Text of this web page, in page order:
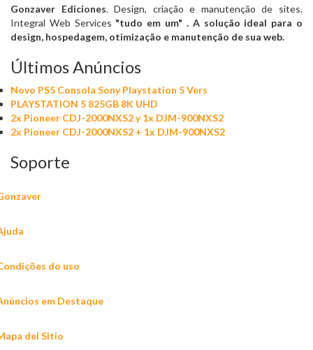
Gonzaver Ediciones. Design, criação e manutenção de sites.
Integral Web Services "tudo em um" . A solução ideal para o
design, hospedagem, otimização e manutenção de sua web.
Últimos Anúncios
Novo PS5 Consola Sony Playstation 5 Vers
PLAYSTATION 5 825GB 8K UHD
2x Pioneer CDJ-2000NXS2 y 1x DJM-900NXS2
2x Pioneer CDJ-2000NXS2 + 1x DJM-900NXS2
Soporte
do uso
em Destaque
del Sitio